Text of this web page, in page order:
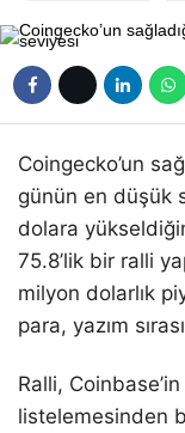
Coingecko’un
günün en düşük
dolara
75.8’lik bir ralli
milyon dolarlık
para, yazım
Ralli,
listelemesinden